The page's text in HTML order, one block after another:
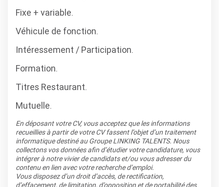
Fixe + variable.
Véhicule de fonction.
Intéressement / Participation.
Formation.
Titres Restaurant.
Mutuelle.
En déposant votre CV, vous acceptez que les informations
recueillies à partir de votre CV fassent l’objet d’un traitement
informatique destiné au Groupe LINKING TALENTS. Nous
collectons vos données afin d’étudier votre candidature, vous
intégrer à notre vivier de candidats et/ou vous adresser du
contenu en lien avec votre recherche d’emploi.
Vous disposez d’un droit d’accès, de rectification,
d’effacement, de limitation, d’opposition et de portabilité des